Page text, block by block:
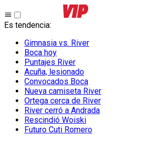
Es tendencia:
Gimnasia vs. River
Boca hoy
Puntajes River
Acuña, lesionado
Convocados Boca
Nueva camiseta River
Ortega cerca de River
River cerró a Andrada
Rescindió Woiski
Futuro Cuti Romero